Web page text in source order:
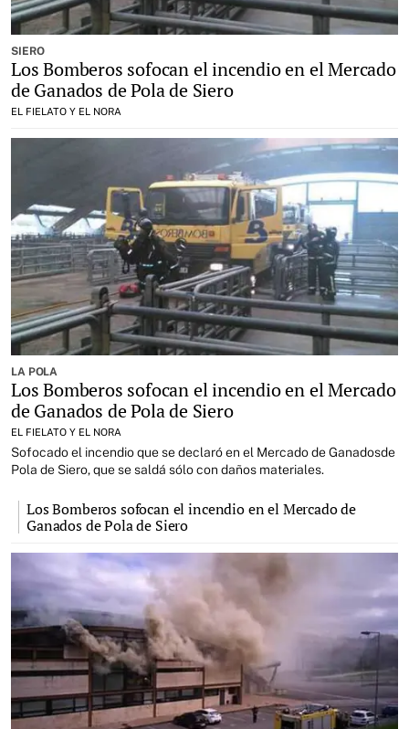
SIERO
Los Bomberos sofocan el incendio en el Mercado
de Ganados de Pola de Siero
EL FIELATO Y EL NORA
LA POLA
Los Bomberos sofocan el incendio en el Mercado
de Ganados de Pola de Siero
EL FIELATO Y EL NORA
Sofocado el incendio que se declaró en el Mercado de Ganadosde
Pola de Siero, que se saldá sólo con daños materiales.
Los Bomberos sofocan el incendio en el Mercado de
Ganados de Pola de Siero